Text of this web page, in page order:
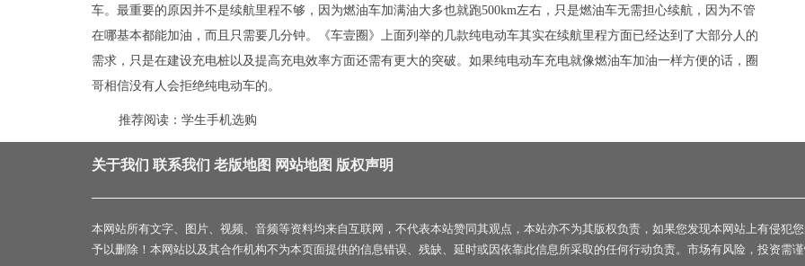
车。最重要的原因并不是续航里程不够，因为燃油车加满油大多也就跑500km左右，只是燃油车无需担心续航，因为不管
在哪基本都能加油，而且只需要几分钟。《车壹圈》上面列举的几款纯电动车其实在续航里程方面已经达到了大部分人的
需求，只是在建设充电桩以及提高充电效率方面还需有更大的突破。如果纯电动车充电就像燃油车加油一样方便的话，圈
哥相信没有人会拒绝纯电动车的。
推荐阅读： 学生手机选购
关于我们 联系我们 老版地图 网站地图 版权声明
本网站所有文字、图片、视频、音频等资料均来自互联网，不代表本站赞同其观点，本站亦不为其版权负责，如果您发现本网站上有侵犯
予以删除！本网站以及其合作机构不为本页面提供的信息错误、残缺、延时或因依靠此信息所采取的任何行动负责。市场有风险，投资需